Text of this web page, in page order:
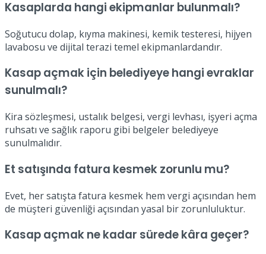
Kasaplarda hangi ekipmanlar bulunmalı?
Soğutucu dolap, kıyma makinesi, kemik testeresi, hijyen
lavabosu ve dijital terazi temel ekipmanlardandır.
Kasap açmak için belediyeye hangi evraklar
sunulmalı?
Kira sözleşmesi, ustalık belgesi, vergi levhası, işyeri açma
ruhsatı ve sağlık raporu gibi belgeler belediyeye
sunulmalıdır.
Et satışında fatura kesmek zorunlu mu?
Evet, her satışta fatura kesmek hem vergi açısından hem
de müşteri güvenliği açısından yasal bir zorunluluktur.
Kasap açmak ne kadar sürede kâra geçer?